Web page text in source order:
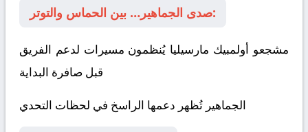
صدى الجماهير… بين الحماس والتوتر:
مشجعو أولمبيك مارسيليا يُنظمون مسيرات لدعم الفريق
قبل صافرة البداية
الجماهير تُظهر دعمها الراسخ في لحظات التحدي